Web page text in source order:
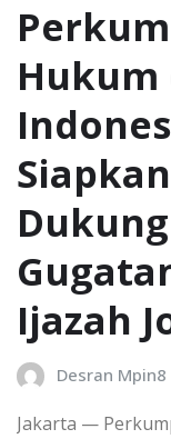
Hukum
Ijazah
Desran Mpin8
Jakarta —